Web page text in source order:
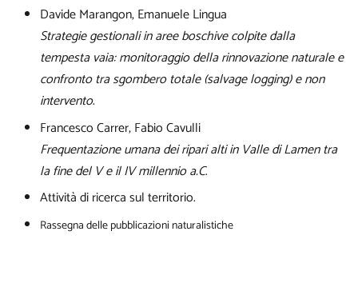
Davide Marangon, Emanuele Lingua
Strategie gestionali in aree boschive colpite dalla
tempesta vaia: monitoraggio della rinnovazione naturale e
confronto tra sgombero totale (salvage logging) e non
intervento.
Francesco Carrer, Fabio Cavulli
Frequentazione umana dei ripari alti in Valle di Lamen tra
la fine del V e il IV millennio a.C.
Attività di ricerca sul territorio.
Rassegna delle pubblicazioni naturalistiche